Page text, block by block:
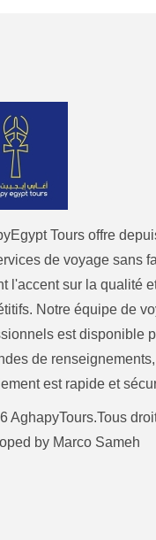
Tours offre
de voyage sans
l'accent sur la qualité
Notre équipe de
est disponible
de
est rapide et
AghapyTours.Tous
by Marco Sameh